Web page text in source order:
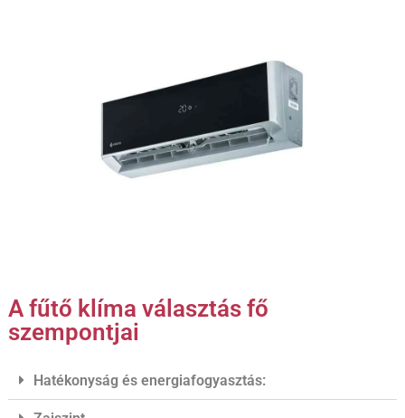
A fűtő klíma választás fő
szempontjai
Hatékonyság és energiafogyasztás: